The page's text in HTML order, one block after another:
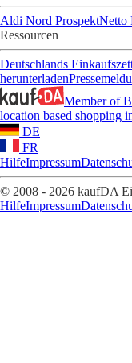
Aldi Nord ProspektNetto
Ressourcen
Deutschlands
herunterladen
Member of
location based shopping
DE
FR
HilfeImpressum
© 2008 - 2026 kaufDA
HilfeImpressum